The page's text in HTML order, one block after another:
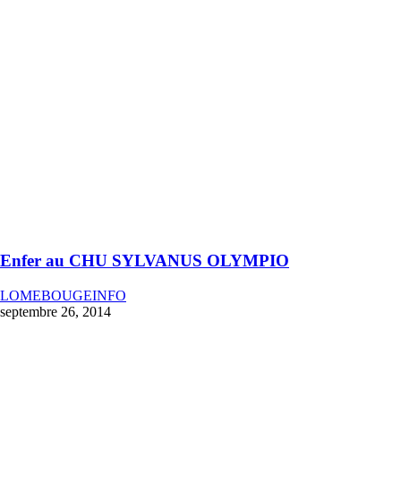
Enfer au CHU SYLVANUS OLYMPIO
LOMEBOUGEINFO
septembre 26, 2014